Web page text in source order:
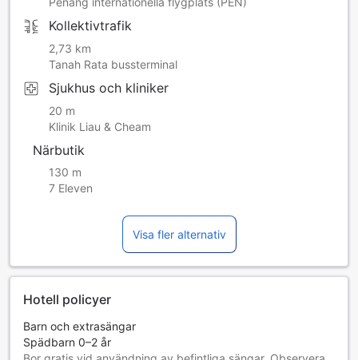
Kollektivtrafik
2,73 km
Tanah Rata bussterminal
Sjukhus och kliniker
20 m
Klinik Liau & Cheam
Närbutik
130 m
7 Eleven
Visa fler alternativ
Hotell policyer
Barn och extrasängar
Spädbarn 0–2 år